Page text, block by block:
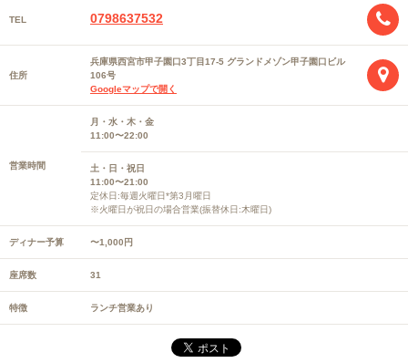
TEL 0798637532
住所
兵庫県西宮市甲子園口3丁目17-5 グランドメゾン甲子園口ビル
106号
Googleマップで開く
営業時間
月・水・木・金
11:00〜22:00
土・日・祝日
11:00〜21:00
定休日:毎週火曜日*第3月曜日
※火曜日が祝日の場合営業(振替休日:木曜日)
ディナー予算 〜1,000円
座席数 31
特徴 ランチ営業あり